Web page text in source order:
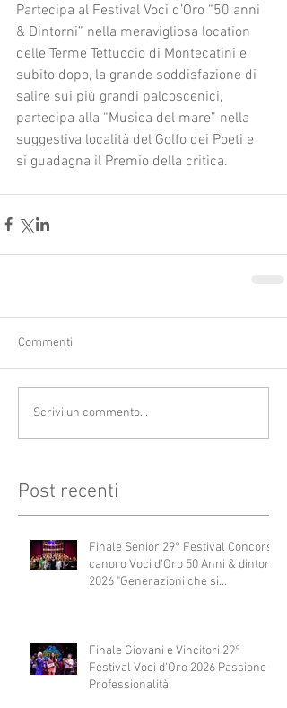
Partecipa al Festival Voci d’Oro “50 anni
& Dintorni” nella meravigliosa location
delle Terme Tettuccio di Montecatini e
subito dopo, la grande soddisfazione di
salire sui più grandi palcoscenici,
partecipa alla “Musica del mare” nella
suggestiva località del Golfo dei Poeti e
si guadagna il Premio della critica.
Commenti
Scrivi un commento...
Post recenti
Finale Senior 29° Festival Concorso
canoro Voci d'Oro 50 Anni & dintorni
2026 "Generazioni che si
Finale Giovani e Vincitori 29°
Festival Voci d'Oro 2026 Passione e
Professionalità